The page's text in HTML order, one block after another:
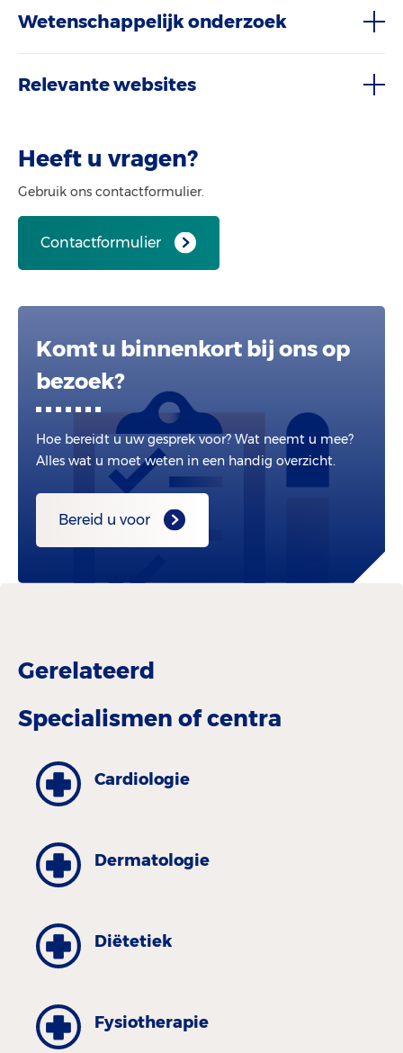
Wetenschappelijk onderzoek
Relevante websites
Heeft u vragen?
Gebruik ons contactformulier.
Contactformulier
Komt u binnenkort bij ons op
bezoek?
Hoe bereidt u uw gesprek voor? Wat neemt u mee?
Alles wat u moet weten in een handig overzicht.
Bereid u voor
Gerelateerd
Specialismen of centra
Cardiologie
Dermatologie
Diëtetiek
Fysiotherapie